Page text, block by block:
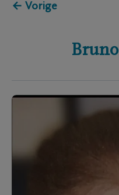
← Vorige
Bruno